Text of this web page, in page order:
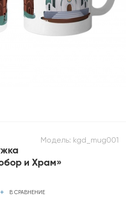
Модель: kgd_mug001
и Храм»
В СРАВНЕНИЕ